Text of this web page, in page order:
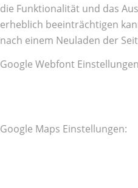
die Funktionalität und das
erheblich beeinträchtigen
nach einem Neuladen der
Google Webfont
Google Maps Einstellungen: